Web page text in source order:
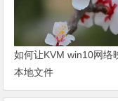
如何让KVM win10网络
本地文件